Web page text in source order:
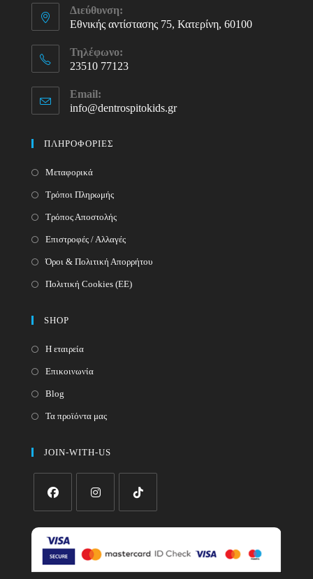
Διεύθυνση:
Εθνικής αντίστασης 75, Κατερίνη, 60100
Τηλέφωνο:
23510 77123
in
your
Email:
info@dentrospitokids.grOpens
ΠΛΗΡΟΦΟΡΙΕΣ
Μεταφορικά
Τρόποι Πληρωμής
Τρόπος Αποστολής
Επιστροφές / Αλλαγές
Όροι & Πολιτική Απορρήτου
Πολιτική Cookies (ΕΕ)
SHOP
Η εταιρεία
Επικοινωνία
Blog
Τα προϊόντα μας
JOIN-WITH-US
new
new
a
new